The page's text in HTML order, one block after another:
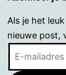
Als je het
nieuwe post,